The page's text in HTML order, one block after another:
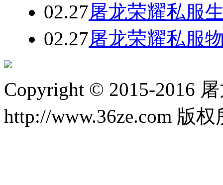
02.27屠龙荣耀私服
02.27屠龙荣耀私服
Copyright © 2015-2016
http://www.36ze.com 版权